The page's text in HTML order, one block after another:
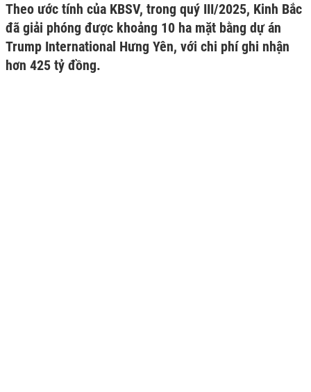
Theo ước tính của KBSV, trong quý III/2025, Kinh Bắc
đã giải phóng được khoảng 10 ha mặt bằng dự án
Trump International Hưng Yên, với chi phí ghi nhận
hơn 425 tỷ đồng.